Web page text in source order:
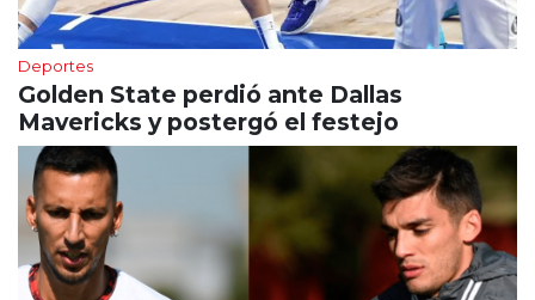
Deportes
Golden State perdió ante Dallas
Mavericks y postergó el festejo